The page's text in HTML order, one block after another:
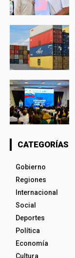
CATEGORÍAS
Gobierno
Regiones
Internacional
Social
Deportes
Política
Economía
Cultura